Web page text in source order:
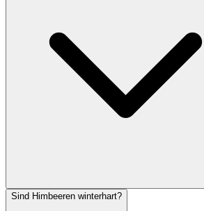
Sind Himbeeren winterhart?